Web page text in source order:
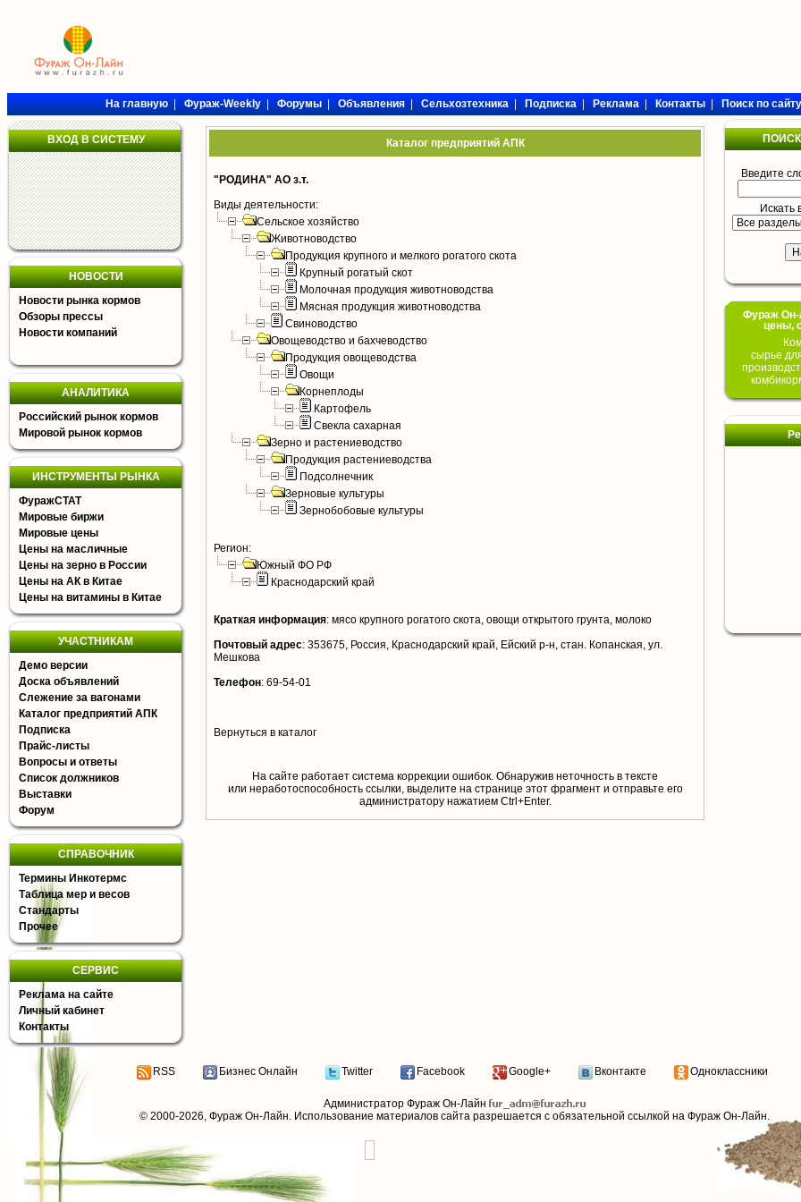
На главную|Фураж-Weekly|Форумы|Объявления|Сельхозтехника|Подписка|Реклама|Контакты|Поиск по сайту
ВХОД В СИСТЕМУ
НОВОСТИ
Новости рынка кормов
Обзоры прессы
Новости компаний
АНАЛИТИКА
Российский рынок кормов
Мировой рынок кормов
ИНСТРУМЕНТЫ РЫНКА
ФуражСТАТ
Мировые биржи
Мировые цены
Цены на масличные
Цены на зерно в России
Цены на АК в Китае
Цены на витамины в Китае
УЧАСТНИКАМ
Демо версии
Доска объявлений
Слежение за вагонами
Каталог предприятий АПК
Подписка
Прайс-листы
Вопросы и ответы
Список должников
Выставки
Форум
СПРАВОЧНИК
Термины Инкотермс
Таблица мер и весов
Стандарты
Прочее
СЕРВИС
Реклама на сайте
Личный кабинет
Контакты
Каталог предприятий АПК
"РОДИНА" АО з.т.
Виды деятельности:
Сельское хозяйство
Животноводство
Продукция крупного и мелкого рогатого скота
Крупный рогатый скот
Молочная продукция животноводства
Мясная продукция животноводства
Свиноводство
Овощеводство и бахчеводство
Продукция овощеводства
Овощи
Корнеплоды
Картофель
Свекла сахарная
Зерно и растениеводство
Продукция растениеводства
Подсолнечник
Зерновые культуры
Зернобобовые культуры
Регион:
Южный ФО РФ
Краснодарский край
Краткая информация: мясо крупного рогатого скота, овощи открытого грунта, молоко
Почтовый адрес: 353675, Россия, Краснодарский край, Ейский р-н, стан. Копанская, ул.
Мешкова
Телефон: 69-54-01
Вернуться в каталог
На сайте работает система коррекции ошибок. Обнаружив неточность в тексте
или неработоспособность ссылки, выделите на странице этот фрагмент и отправьте его
aдминистратору нажатием Ctrl+Enter.
Введите
Искать
Фураж Он-
цены,
сырье
RSS Бизнес Онлайн Twitter Facebook Google+ Вконтакте Одноклассники
Администратор Фураж Он-Лайн
© 2000-2026, Фураж Он-Лайн. Использование материалов сайта разрешается с обязательной ссылкой на Фураж Он-Лайн.